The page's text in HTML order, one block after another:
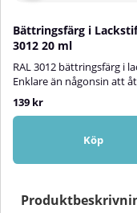
Bättringsfärg i
3012 20 ml
RAL 3012 bättringsfärg i
Enklare än någonsin att
lackskadorMed RAL 3012
bättringsfärg i lackstift kan
snabbt och enkelt
lackskador på målade ytor
vattenbaserade
professionell finish som
139 kr
Köp